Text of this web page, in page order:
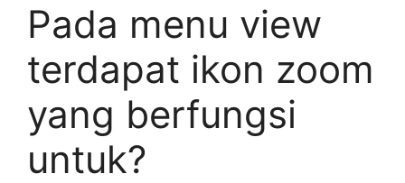
Pada menu view
terdapat ikon zoom
yang berfungsi
untuk?